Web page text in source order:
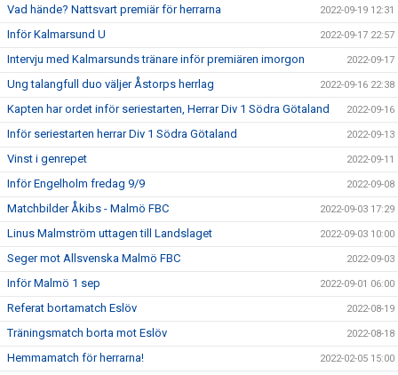
Vad hände? Nattsvart premiär för herrarna 2022-09-19 12:31
Inför Kalmarsund U 2022-09-17 22:57
Intervju med Kalmarsunds tränare inför premiären imorgon 2022-09-17
Ung talangfull duo väljer Åstorps herrlag 2022-09-16 22:38
Kapten har ordet inför seriestarten, Herrar Div 1 Södra Götaland 2022-09-16
Inför seriestarten herrar Div 1 Södra Götaland 2022-09-13
Vinst i genrepet 2022-09-11
Inför Engelholm fredag 9/9 2022-09-08
Matchbilder Åkibs - Malmö FBC 2022-09-03 17:29
Linus Malmström uttagen till Landslaget 2022-09-03 10:00
Seger mot Allsvenska Malmö FBC 2022-09-03
Inför Malmö 1 sep 2022-09-01 06:00
Referat bortamatch Eslöv 2022-08-19
Träningsmatch borta mot Eslöv 2022-08-18
Hemmamatch för herrarna! 2022-02-05 15:00